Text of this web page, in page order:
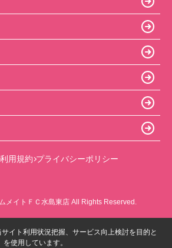
利用規約 プライバシーポリシー
メイトＦＣ水島東店 All Rights Reserved.
イト利用状況把握、サービス向上検討を目的と
使用しています。